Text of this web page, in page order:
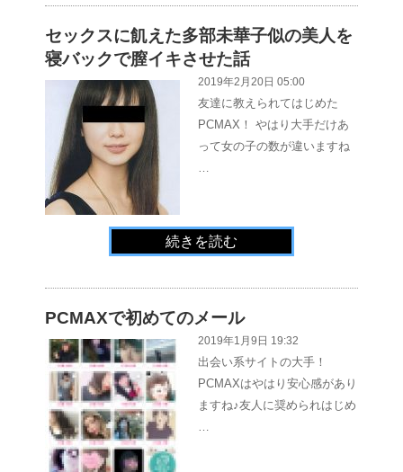
セックスに飢えた多部未華子似の美人を
寝バックで膣イキさせた話
2019年2月20日 05:00
友達に教えられてはじめた
PCMAX！ やはり大手だけあ
って女の子の数が違いますね
続きを読む
PCMAXで初めてのメール
2019年1月9日 19:32
出会い系サイトの大手！
PCMAXはやはり安心感があり
ますね♪友人に奨められはじめ